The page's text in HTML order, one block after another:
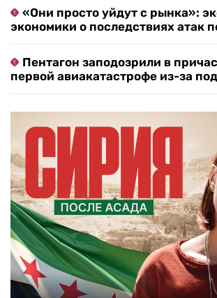
«Они просто уйдут с рынка»:
экономики о последствиях атак
Пентагон заподозрили в
первой авиакатастрофе из-за